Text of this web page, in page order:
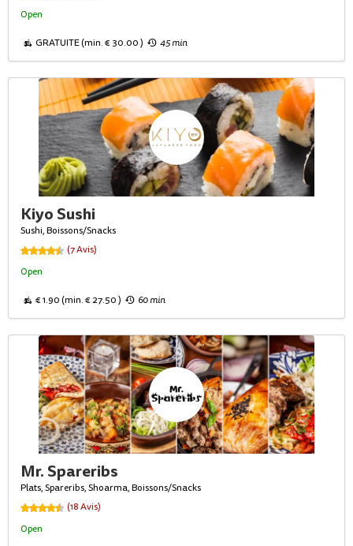
Open
GRATUITE (min. € 30.00 ) 45 min
Kiyo Sushi
Sushi, Boissons/Snacks
(7 Avis)
Open
€ 1.90 (min. € 27.50 ) 60 min
Mr. Spareribs
Plats, Spareribs, Shoarma, Boissons/Snacks
(18 Avis)
Open